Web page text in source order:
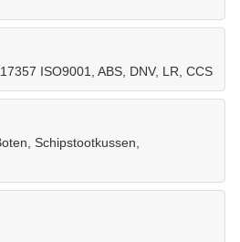
ISO9001, ABS, DNV, LR, CCS
Schipstootkussen,